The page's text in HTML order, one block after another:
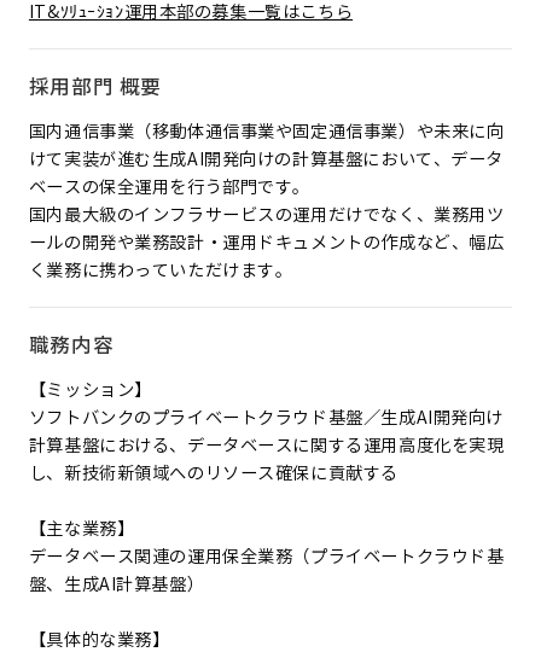
IT&ｿﾘｭｰｼｮﾝ運用本部の募集一覧はこちら
採用部門 概要
国内通信事業（移動体通信事業や固定通信事業）や未来に向
けて実装が進む生成AI開発向けの計算基盤において、データ
ベースの保全運用を行う部門です。
国内最大級のインフラサービスの運用だけでなく、業務用ツ
ールの開発や業務設計・運用ドキュメントの作成など、幅広
く業務に携わっていただけます。
職務内容
【ミッション】
ソフトバンクのプライベートクラウド基盤／生成AI開発向け
計算基盤における、データベースに関する運用高度化を実現
し、新技術新領域へのリソース確保に貢献する
【主な業務】
データベース関連の運用保全業務（プライベートクラウド基
盤、生成AI計算基盤）
【具体的な業務】